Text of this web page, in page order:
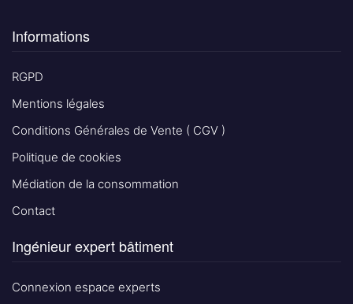
Informations
RGPD
Mentions légales
Conditions Générales de Vente ( CGV )
Politique de cookies
Médiation de la consommation
Contact
Ingénieur expert bâtiment
Connexion espace experts